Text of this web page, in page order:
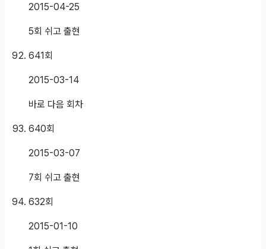
2015-04-25
5회 쉬고 출현
641회
2015-03-14
바로 다음 회차
640회
2015-03-07
7회 쉬고 출현
632회
2015-01-10